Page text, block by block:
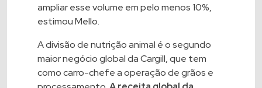
ampliar esse volume em pelo menos 10%,
estimou Mello.
A divisão de nutrição animal é o segundo
maior negócio global daCargill, que tem
como carro-chefe a operação de grãos e